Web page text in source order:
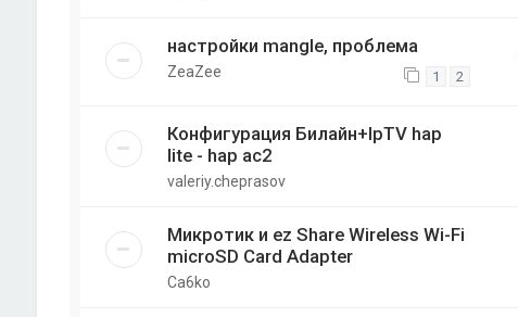
настройки mangle, проблема
ZeaZee 1 2
Конфигурация Билайн+IpTV hap
lite - hap ac2
valeriy.cheprasov
Микротик и ez Share Wireless Wi-Fi
microSD Card Adapter
Ca6ko